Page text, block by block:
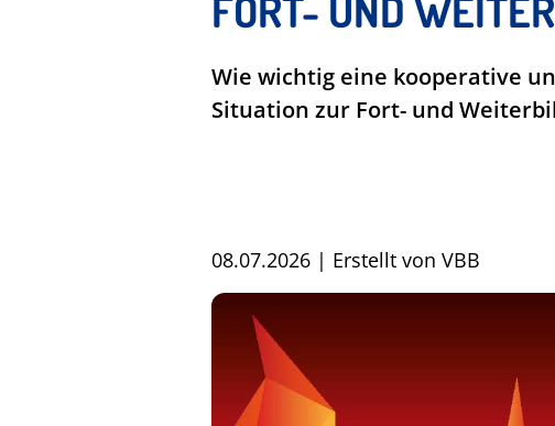
FORT- UND
Wie wichtig eine kooperative
Situation zur Fort- und
08.07.2026 | Erstellt von VBB